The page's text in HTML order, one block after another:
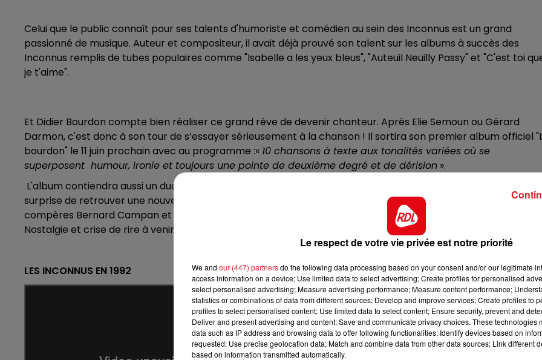
13h00 - 16h00
LES APRÈS-MIDI QUI CHANTENT
16h00 - 19h00
LE JUKEBOX RDL
Celui que le public connaît pour ses talents d'humoriste et comédien au sein des Inconnus est un grand
passionné de musique. Auteur et compositeur, il avait déjà prouvé son talent sur les albums à succès des
Inconnus remplis de tubes populaires comme "Isabelle a les yeux bleus", "Auteuil Neuilly Passy" et "C'est toi
je t'aime".
Et Didier Bourdon compte bien réaliser ce grand rêve de devenir chanteur. Après Elie Semoun ou Gérard
Darmon, c'est donc à son tour de s’essayer sérieusement à la chanson ! Il sortira son premier album officiel
bourdon" le 11 juin prochain avec au programme :« 10 chansons à texte aux tonalités variées où se
superposent humour, ironie et toujours une pointe de deuxième degré et de dérision ».
L'album contiendra aussi un duo inédit avec Michèle Laroque. Les fans des Inconnus auront également la
surprise de retrouver une nouvelle version du titre "Vice et versa 2.0", sorti en 1992. D’ailleurs ses anciens
compères Bernard Campan et Pascal Légitimus ont aussi participé à l’écriture de quelques chansons…
Nostalgie et crise de rire à venir !
LES INCONNUS EN 1992
Le respect de votre vie privée est notre priorité
We and our (447) partnersdo the following data processing based on your consent and/or our legitimate
access information on a device; Use limited data to select advertising; Create profiles for personalised
select personalised advertising; Measure advertising performance; Measure content performance;
statistics or combinations of data from different sources; Develop and improve services; Create profiles to
profiles to select personalised content; Use limited data to select content; Ensure security, prevent and
Deliver and present advertising and content; Save and communicate privacy choices. These technologies
data such as IP address and browsing data to offer following functionalities: Identify devices based on
requested; Use precise geolocation data; Match and combine data from other data sources; Link different
based on information transmitted automatically.